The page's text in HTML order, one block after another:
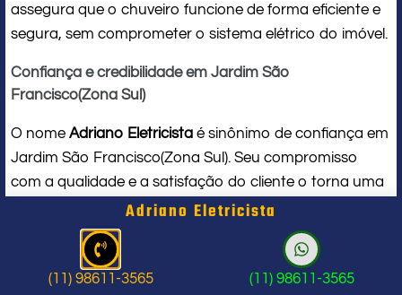
assegura que o chuveiro funcione de forma eficiente e
segura, sem comprometer o sistema elétrico do imóvel.
Confiança e credibilidade em Jardim São
Francisco(Zona Sul)
O nome Adriano Eletricista é sinônimo de confiança em
Jardim São Francisco(Zona Sul). Seu compromisso
com a qualidade e a satisfação do cliente o torna uma
referência local emserviços para chuveiro elétrico
contratar seus serviços, você conta com um
profissional de verdade, que respeita seu tempo, seu
espaço e entrega um trabalho impecável do início ao
Adriano Eletricista
(11) 98611-3565 (11) 98611-3565